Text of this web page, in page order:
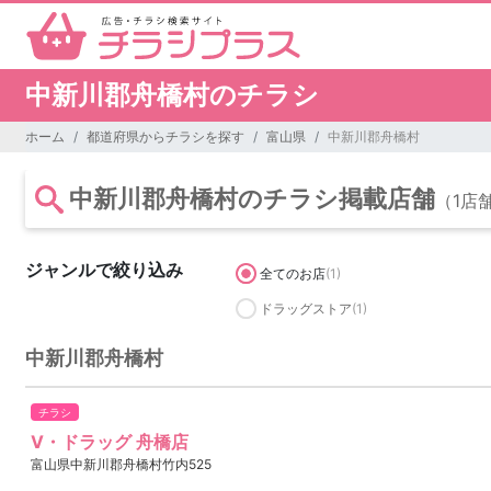
中新川郡舟橋村のチラシ
ホーム 都道府県からチラシを探す 富山県 中新川郡舟橋村
中新川郡舟橋村のチラシ掲載店舗 （1店
ジャンルで絞り込み 全てのお店(1)
ドラッグストア(1)
中新川郡舟橋村
チラシ
V・ドラッグ 舟橋店
富山県中新川郡舟橋村竹内525